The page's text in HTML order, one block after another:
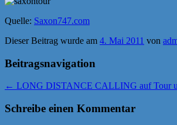
Quelle: Saxon747.com
Dieser Beitrag wurde am 4. Mai 2011 von
Beitragsnavigation
← LONG DISTANCE CALLING auf Tour
Schreibe einen Kommentar